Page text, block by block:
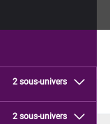
2 sous-univers
2 sous-univers